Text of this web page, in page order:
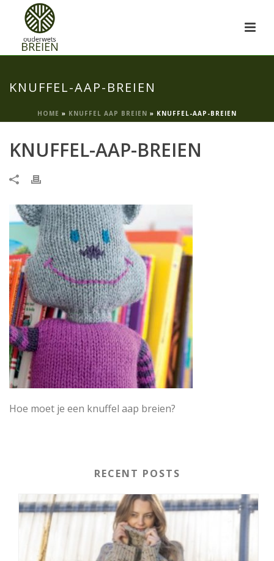
KNUFFEL-AAP-BREIEN
HOME » KNUFFEL AAP BREIEN » KNUFFEL-AAP-BREIEN
KNUFFEL-AAP-BREIEN
Hoe moet je een knuffel aap breien?
RECENT POSTS